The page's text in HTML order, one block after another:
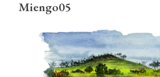
Miengo05